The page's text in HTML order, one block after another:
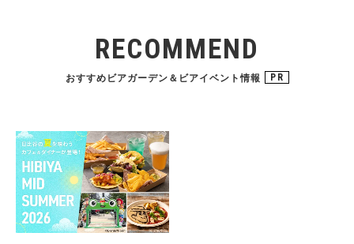
RECOMMEND
おすすめビアガーデン＆ビアイベント情報 PR